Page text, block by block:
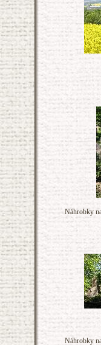
Náhrobky
Náhrobky